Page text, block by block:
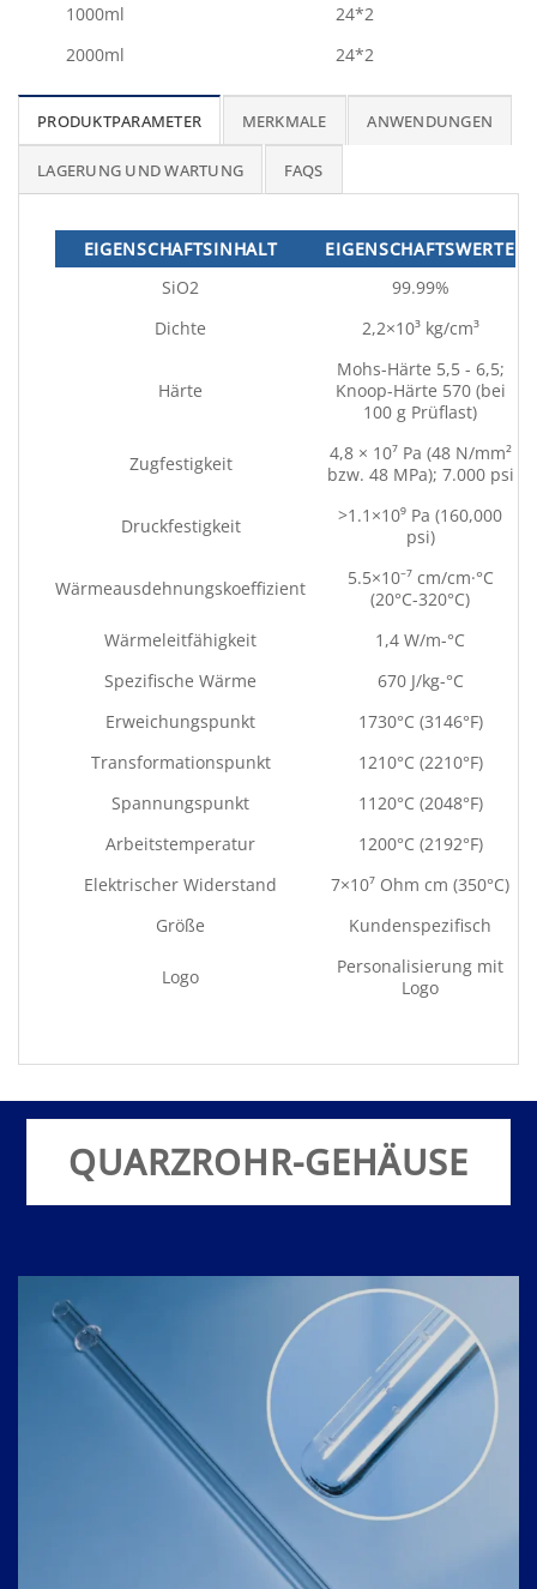
1000ml
24*2
2000ml
24*2
PRODUKTPARAMETER MERKMALE ANWENDUNGEN
LAGERUNG UND WARTUNG FAQS
EIGENSCHAFTSINHALT
EIGENSCHAFTSWERTE
SiO2
99.99%
Dichte
2,2×10³ kg/cm³
Härte
Mohs-Härte 5,5 - 6,5;
Knoop-Härte 570 (bei
100 g Prüflast)
Zugfestigkeit
4,8 × 10⁷ Pa (48 N/mm²
bzw. 48 MPa); 7.000 psi
Druckfestigkeit
>1.1×10⁹ Pa (160,000
psi)
Wärmeausdehnungskoeffizient
5.5×10⁻⁷ cm/cm·°C
(20°C-320°C)
Wärmeleitfähigkeit
1,4 W/m-°C
Spezifische Wärme
670 J/kg-°C
Erweichungspunkt
1730°C (3146°F)
Transformationspunkt
1210°C (2210°F)
Spannungspunkt
1120°C (2048°F)
Arbeitstemperatur
1200°C (2192°F)
Elektrischer Widerstand
7×10⁷ Ohm cm (350°C)
Größe
Kundenspezifisch
Logo
Personalisierung mit
Logo
QUARZROHR-GEHÄUSE